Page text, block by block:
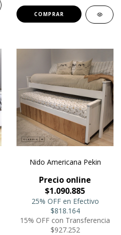
COMPRAR
Nido Americana Pekin
Precio online
$1.090.885
25% OFF en Efectivo
$818.164
15% OFF con Transferencia
$927.252